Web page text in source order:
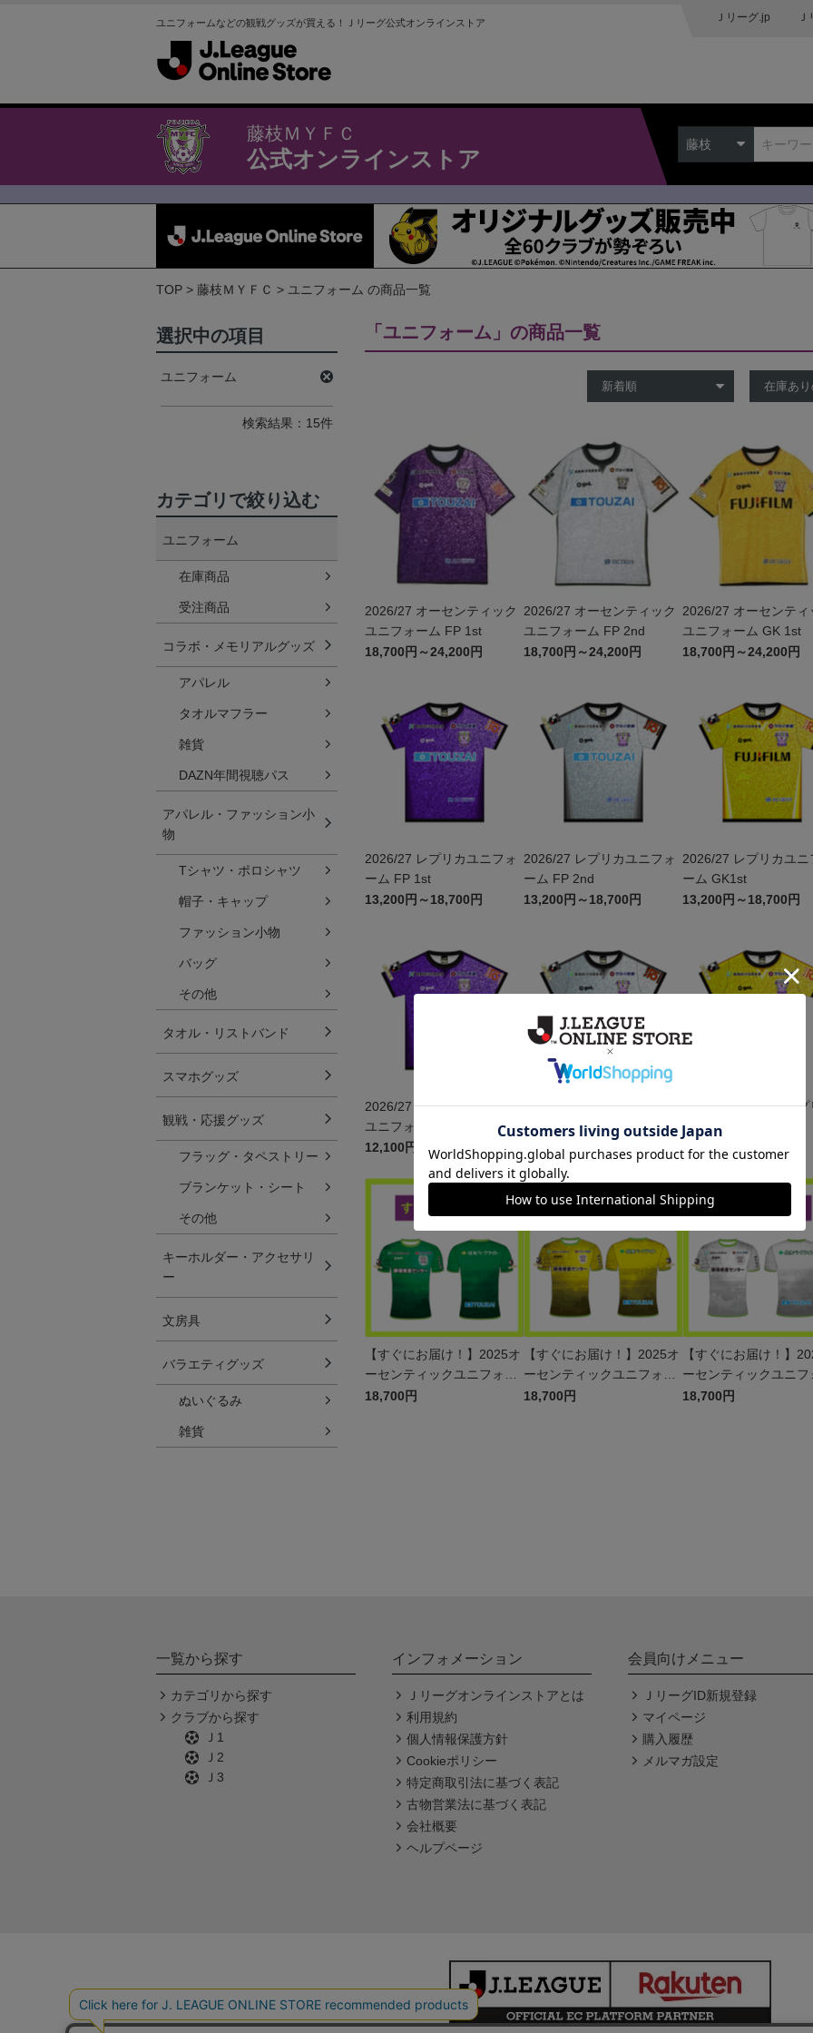
ユニフォームなどの観戦グッズが買える！Ｊリーグ公式オンラインストア Ｊリーグ.jp
藤枝ＭＹＦＣ
公式オンラインストア
藤枝
TOP 藤枝ＭＹＦＣ ユニフォーム の商品一覧
「ユニフォーム」の商品一覧
2026/27 オーセンティック
ユニフォーム FP 1st
18,700円～24,200円
2026/27 オーセンティック
ユニフォーム FP 2nd
18,700円～24,200円
2026/27 オーセンティ
ユニフォーム GK 1st
18,700円～24,200円
2026/27 レプリカユニフォ
ーム FP 1st
13,200円～18,700円
2026/27 レプリカユニフォ
ーム FP 2nd
13,200円～18,700円
2026/27 レプリカユニフォ
ーム GK1st
13,200円～18,700円
2026/27 ジュニアレプリカ
ユニフォーム FP 1st
12,100円～17,600円
2026/27 ジュニアレプリカ
ユニフォーム FP 2nd
12,100円～17,600円
2026/27 ジュニアレプリカ
ユニフォーム GK1st
12,100円～17,600円
【すぐにお届け！】2025オ
ーセンティックユニフォー
ム GK 2nd
18,700円
【すぐにお届け！】2025オ
ーセンティックユニフォー
ム GK 1st
18,700円
【すぐにお届け！】
ーセンティックユニフ
ム FP 2nd
18,700円
選択中の項目
ユニフォーム
検索結果：15件
カテゴリで絞り込む
ユニフォーム
在庫商品
受注商品
コラボ・メモリアルグッズ
アパレル
タオルマフラー
雑貨
DAZN年間視聴パス
アパレル・ファッション小
物
Tシャツ・ポロシャツ
帽子・キャップ
ファッション小物
バッグ
その他
タオル・リストバンド
スマホグッズ
観戦・応援グッズ
フラッグ・タペストリー
ブランケット・シート
その他
キーホルダー・アクセサリ
ー
文房具
バラエティグッズ
ぬいぐるみ
雑貨
一覧から探す
カテゴリから探す
クラブから探す
Ｊ1
Ｊ2
Ｊ3
インフォメーション
Ｊリーグオンラインストアとは
利用規約
個人情報保護方針
Cookieポリシー
特定商取引法に基づく表記
古物営業法に基づく表記
会社概要
ヘルプページ
会員向けメニュー
ＪリーグID新規登録
マイページ
購入履歴
メルマガ設定